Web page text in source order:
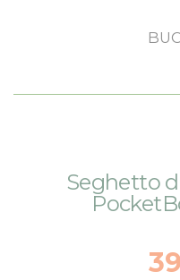
Seghetto